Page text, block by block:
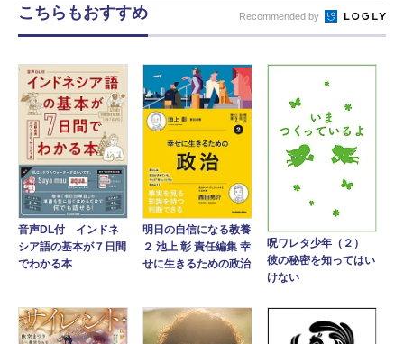
こちらもおすすめ Recommended by
音声DL付 インドネ
シア語の基本が７日間
でわかる本
明日の自信になる教養
２ 池上 彰 責任編集 幸
せに生きるための政治
呪ワレタ少年（２）
彼の秘密を知ってはい
けない